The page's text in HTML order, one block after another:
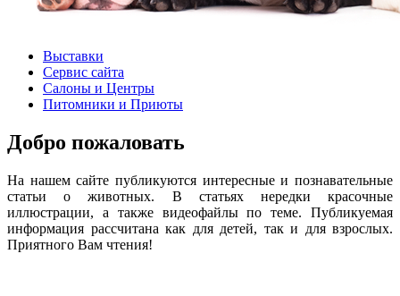
Выставки
Сервис сайта
Салоны и Центры
Питомники и Приюты
Добро пожаловать
На нашем сайте публикуются интересные и познавательные
статьи о животных. В статьях нередки красочные
иллюстрации, а также видеофайлы по теме. Публикуемая
информация рассчитана как для детей, так и для взрослых.
Приятного Вам чтения!